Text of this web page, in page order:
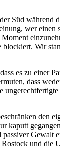
Süd während
wer einen
Wir
es zu einer
dass
den
kaputt
Gewalt
und die